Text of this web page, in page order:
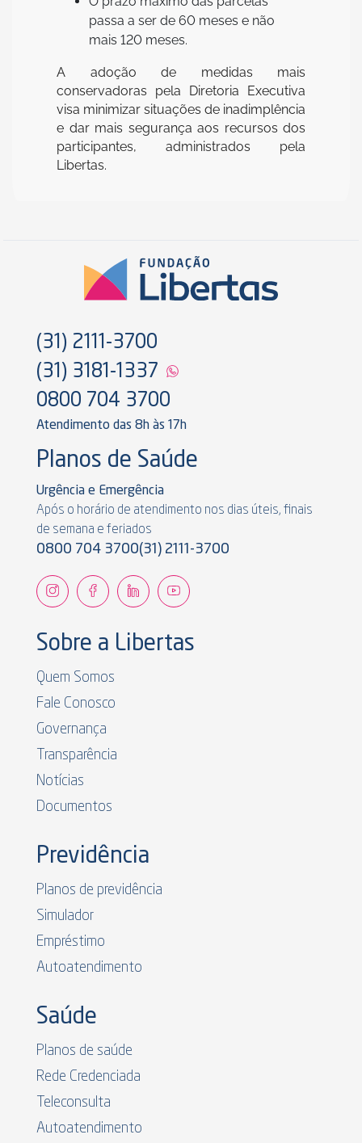
passa a ser de 60 meses e não
mais 120 meses.
A adoção de medidas mais
conservadoras pela Diretoria Executiva
visa minimizar situações de inadimplência
e dar mais segurança aos recursos dos
participantes, administrados pela
Libertas.
(31) 2111-3700
(31) 3181-1337
0800 704 3700
Atendimento das 8h às 17h
Planos de Saúde
Urgência e Emergência
Após o horário de atendimento nos dias úteis, finais
de semana e feriados
0800 704 3700(31) 2111-3700
Sobre a Libertas
Quem Somos
Fale Conosco
Governança
Transparência
Notícias
Documentos
Previdência
Planos de previdência
Simulador
Empréstimo
Autoatendimento
Saúde
Planos de saúde
Rede Credenciada
Teleconsulta
Autoatendimento